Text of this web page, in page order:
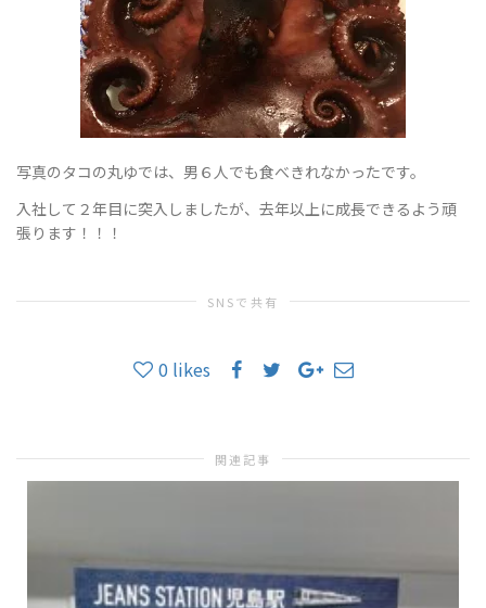
写真のタコの丸ゆでは、男６人でも食べきれなかったです。
入社して２年目に突入しましたが、去年以上に成長できるよう頑
張ります！！！
SNSで共有
0 likes
関連記事